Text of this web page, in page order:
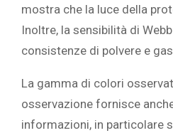
mostra che la luce della
Inoltre, la sensibilità di
consistenze di polvere e
La gamma di colori
osservazione fornisce
informazioni, in particolare